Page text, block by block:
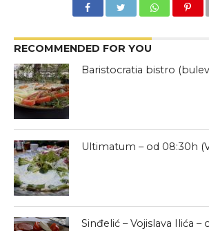
RECOMMENDED FOR YOU
Baristocratia bistro
Ultimatum – od 08:30h
Sinđelić – Vojislava Ilića –